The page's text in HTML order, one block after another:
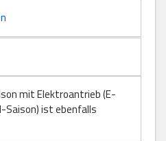
mit Elektroantrieb (E-
Saison) ist ebenfalls